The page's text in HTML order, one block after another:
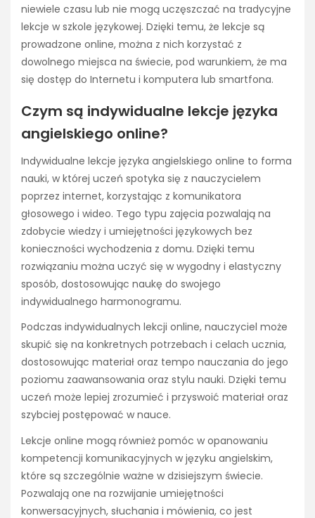
niewiele czasu lub nie mogą uczęszczać na tradycyjne
lekcje w szkole językowej. Dzięki temu, że lekcje są
prowadzone online, można z nich korzystać z
dowolnego miejsca na świecie, pod warunkiem, że ma
się dostęp do Internetu i komputera lub smartfona.
Czym są indywidualne lekcje języka
angielskiego online?
Indywidualne lekcje języka angielskiego online to forma
nauki, w której uczeń spotyka się z nauczycielem
poprzez internet, korzystając z komunikatora
głosowego i wideo. Tego typu zajęcia pozwalają na
zdobycie wiedzy i umiejętności językowych bez
konieczności wychodzenia z domu. Dzięki temu
rozwiązaniu można uczyć się w wygodny i elastyczny
sposób, dostosowując naukę do swojego
indywidualnego harmonogramu.
Podczas indywidualnych lekcji online, nauczyciel może
skupić się na konkretnych potrzebach i celach ucznia,
dostosowując materiał oraz tempo nauczania do jego
poziomu zaawansowania oraz stylu nauki. Dzięki temu
uczeń może lepiej zrozumieć i przyswoić materiał oraz
szybciej postępować w nauce.
Lekcje online mogą również pomóc w opanowaniu
kompetencji komunikacyjnych w języku angielskim,
które są szczególnie ważne w dzisiejszym świecie.
Pozwalają one na rozwijanie umiejętności
konwersacyjnych, słuchania i mówienia, co jest